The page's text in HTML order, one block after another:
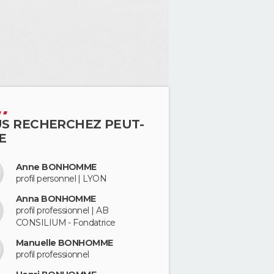
RECHERCHEZ PEUT-
Anne BONHOMME
profil personnel | LYON
Anna BONHOMME
profil professionnel | AB
CONSILIUM - Fondatrice
Manuelle BONHOMME
profil professionnel